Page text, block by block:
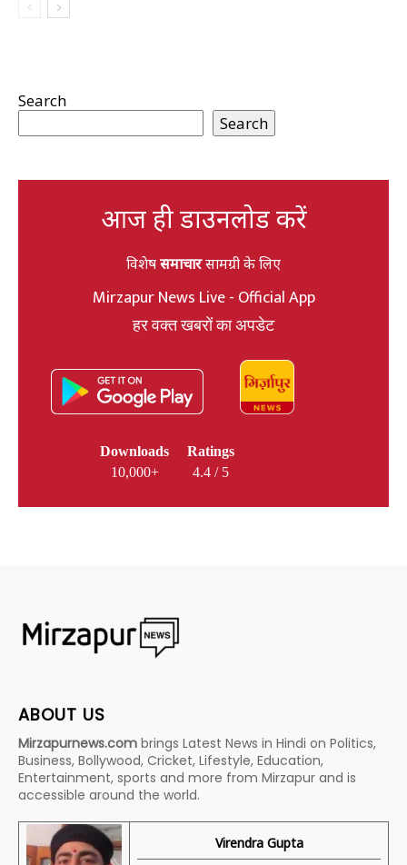
Search
Search
आज ही डाउनलोड करें
विशेषसमाचारसामग्री के लिए
Mirzapur News Live - Official App
हर वक्त खबरों का अपडेट
Downloads
10,000+
Ratings
4.4 / 5
ABOUT US
Mirzapurnews.com brings Latest News in Hindi on Politics,
Business, Bollywood, Cricket, Lifestyle, Education,
Entertainment, sports and more from Mirzapur and is
accessible around the world.
Virendra Gupta